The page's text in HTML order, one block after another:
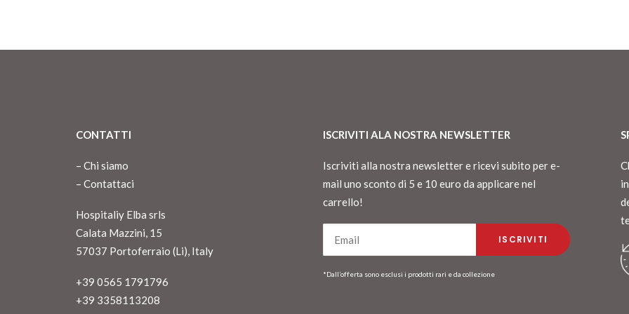
CONTATTI
– Chi siamo
– Contattaci
Hospitaliy Elba srls
Calata Mazzini, 15
57037 Portoferraio (Li), Italy
+39 0565 1791796
+39 3358113208
ISCRIVITI ALA NOSTRA NEWSLETTER
Iscriviti alla nostra newsletter e ricevi subito per e-
mail uno sconto di 5 e 10 euro da applicare nel
carrello!
*Dall’offerta sono esclusi i prodotti rari e da collezione